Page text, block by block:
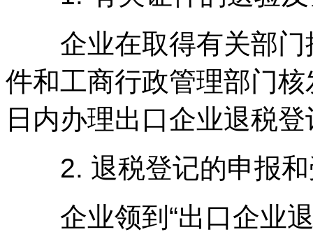
企业在取得有关部门
件和工商行政管理部门
日内办理出口企业退税登
2. 退税登记的申报和
企业领到“出口企业退